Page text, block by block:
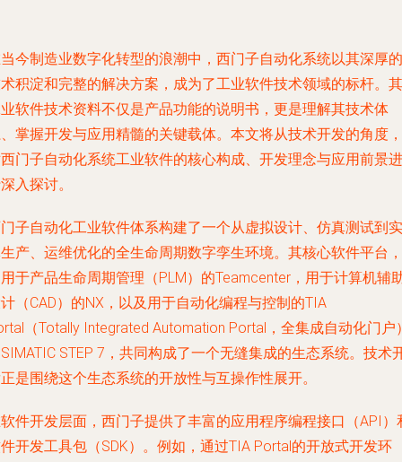
今制造业数字化转型的浪潮中，西门子自动化系统以其深厚的
积淀和完整的解决方案，成为了工业软件技术领域的标杆。其
软件技术资料不仅是产品功能的说明书，更是理解其技术体
掌握开发与应用精髓的关键载体。本文将从技术开发的角度，
门子自动化系统工业软件的核心构成、开发理念与应用前景进
入探讨。
子自动化工业软件体系构建了一个从虚拟设计、仿真测试到实
产、运维优化的全生命周期数字孪生环境。其核心软件平台，
于产品生命周期管理（PLM）的Teamcenter，用于计算机辅
（CAD）的NX，以及用于自动化编程与控制的TIA
（Totally Integrated Automation Portal，全集成自动化门户
STEP 7，共同构成了一个无缝集成的生态系统。技术
是围绕这个生态系统的开放性与互操作性展开。
件开发层面，西门子提供了丰富的应用程序编程接口（API）
开发工具包（SDK）。例如，通过TIA Portal的开放式开发环